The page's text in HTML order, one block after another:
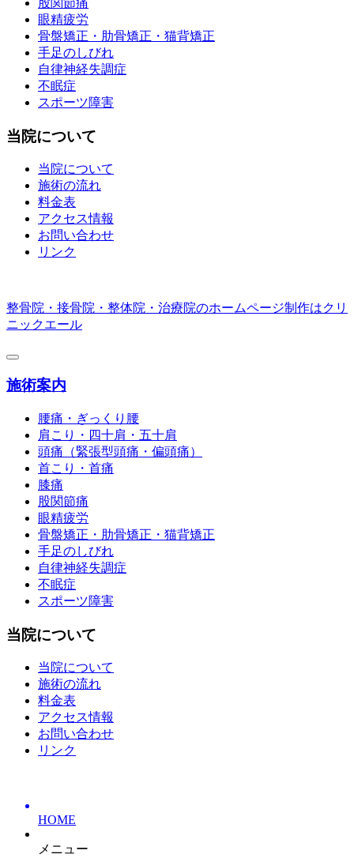
股関節痛
眼精疲労
骨盤矯正・肋骨矯正・猫背矯正
手足のしびれ
自律神経失調症
不眠症
スポーツ障害
当院について
当院について
施術の流れ
料金表
アクセス情報
お問い合わせ
リンク
整骨院・接骨院・整体院・治療院のホームページ制作はクリ
ニックエール
施術案内
腰痛・ぎっくり腰
肩こり・四十肩・五十肩
頭痛（緊張型頭痛・偏頭痛）
首こり・首痛
膝痛
股関節痛
眼精疲労
骨盤矯正・肋骨矯正・猫背矯正
手足のしびれ
自律神経失調症
不眠症
スポーツ障害
当院について
当院について
施術の流れ
料金表
アクセス情報
お問い合わせ
リンク
HOME
メニュー